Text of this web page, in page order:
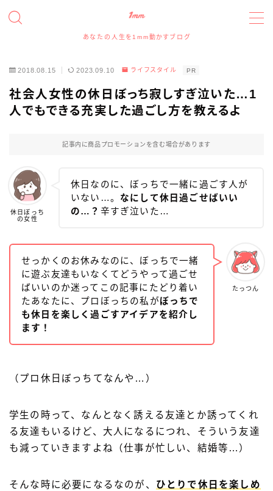
あなたの人生を1mm動かすブログ
アイコン、アイキャッチイラスト、ヘッダー、図解イラ
スポンサー、記事寄稿、記事広告、レビュー等のご依
頼について
お問い合わせフォーム
2018.08.15 2023.09.10 ライフスタイル PR
社会人女性の休日ぼっち寂しすぎ泣いた…1
人でもできる充実した過ごし方を教えるよ
記事内に商品プロモーションを含む場合があります
休日ぼっち
の女性
休日なのに、ぼっちで一緒に過ごす人が
いない…。 なにして休日過ごせばいい
の…？ 辛すぎ泣いた…
たっつん
せっかくのお休みなのに、ぼっちで一緒
に遊ぶ友達もいなくてどうやって過ごせ
ばいいのか迷ってこの記事にたどり着い
たあなたに、プロぼっちの私がぼっちで
も休日を楽しく過ごすアイデアを紹介し
ます！
（プロ休日ぼっちてなんや…）
学生の時って、なんとなく誘える友達とか誘ってくれ
る友達もいるけど、大人になるにつれ、そういう友達
も減っていきますよね（仕事が忙しい、結婚等…）
そんな時に必要になるなのが、 ひとりで休日を楽しめ